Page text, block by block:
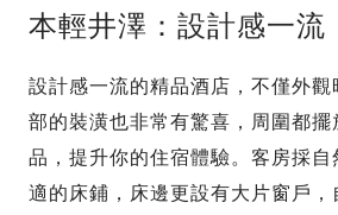
本輕井澤：設計感一流
設計感一流的精品酒店，不僅外觀
部的裝潢也非常有驚喜，周圍都擺
品，提升你的住宿體驗。客房採自
適的床鋪，床邊更設有大片窗戶，